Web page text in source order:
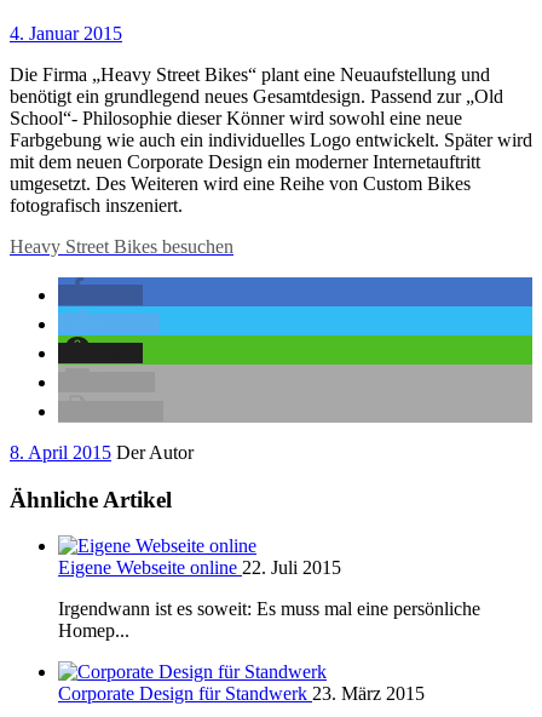
4. Januar 2015
Die Firma „Heavy Street Bikes“ plant eine Neuaufstellung und
benötigt ein grundlegend neues Gesamtdesign. Passend zur „Old
School“- Philosophie dieser Könner wird sowohl eine neue
Farbgebung wie auch ein individuelles Logo entwickelt. Später wird
mit dem neuen Corporate Design ein moderner Internetauftritt
umgesetzt. Des Weiteren wird eine Reihe von Custom Bikes
fotografisch inszeniert.
Heavy Street Bikes besuchen
8. April 2015 Der Autor
Ähnliche Artikel
Eigene Webseite online 22. Juli 2015
Irgendwann ist es soweit: Es muss mal eine persönliche
Homep...
Corporate Design für Standwerk 23. März 2015